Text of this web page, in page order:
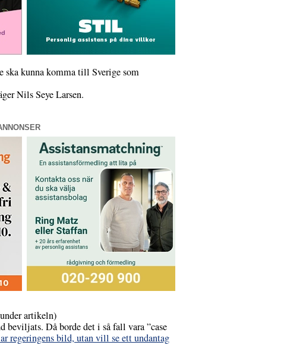
ska kunna komma till Sverige som
Nils Seye Larsen.
artikeln)
Då borde det i så fall vara ”case
regeringens bild, utan vill se ett undantag